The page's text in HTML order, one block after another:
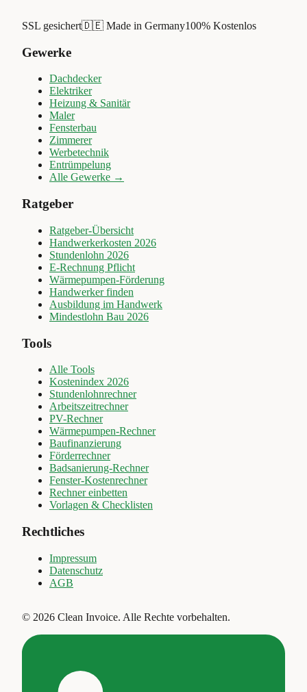
SSL gesichert🇩🇪 Made in Germany100% Kostenlos
Gewerke
Dachdecker
Elektriker
Heizung & Sanitär
Maler
Fensterbau
Zimmerer
Werbetechnik
Entrümpelung
Alle Gewerke →
Ratgeber
Ratgeber-Übersicht
Handwerkerkosten 2026
Stundenlohn 2026
E-Rechnung Pflicht
Wärmepumpen-Förderung
Handwerker finden
Ausbildung im Handwerk
Mindestlohn Bau 2026
Tools
Alle Tools
Kostenindex 2026
Stundenlohnrechner
Arbeitszeitrechner
PV-Rechner
Wärmepumpen-Rechner
Baufinanzierung
Förderrechner
Badsanierung-Rechner
Fenster-Kostenrechner
Rechner einbetten
Vorlagen & Checklisten
Rechtliches
Impressum
Datenschutz
AGB
© 2026 Clean Invoice. Alle Rechte vorbehalten.